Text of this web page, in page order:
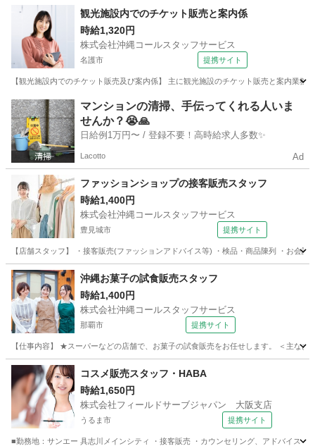
沖縄 うるま市 アパレル
観光施設内でのチケット販売と案内係
時給1,320円
株式会社沖縄コールスタッフサービス
名護市 提携サイト
【観光施設内でのチケット販売及び案内係】 主に観光施設のチケット販売と案内業
沖縄 名護市 その他
マンションの清掃、手伝ってくれる人いま
せんか？😭🙏
日給例1万円〜 / 登録不要！高時給求人多数✨
Lacotto Ad
ファッションショップの接客販売スタッフ
時給1,400円
株式会社沖縄コールスタッフサービス
豊見城市 提携サイト
【店舗スタッフ】 ・接客販売(ファッションアドバイス等) ・検品・商品陳列 ・お会
沖縄 豊見城市 アパレル
沖縄お菓子の試食販売スタッフ
時給1,400円
株式会社沖縄コールスタッフサービス
那覇市 提携サイト
【仕事内容】 ★スーパーなどの店舗で、お菓子の試食販売をお任せします。 ＜主な
沖縄 那覇市 その他
コスメ販売スタッフ・HABA
時給1,650円
株式会社フィールドサーブジャパン 大阪支店
うるま市 提携サイト
■勤務地：サンエー 具志川メインシティ ・接客販売 ・カウンセリング、アドバイス